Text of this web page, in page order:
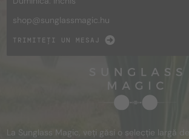
shop@sunglassmagic.hu
TRIMITEȚI UN MESAJ
La Sunglass Magic, veți găsi o selecție largă